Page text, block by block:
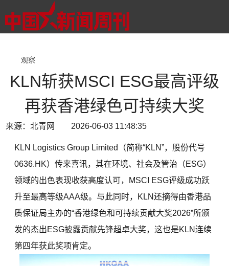
观察
KLN斩获MSCI ESG最高评级
再获香港绿色可持续大奖
来源：北青网 2026-06-03 11:48:35
KLN Logistics Group Limited（简称“KLN”，股份代号
0636.HK）传来喜讯，其在环境、社会及管治（ESG）
领域的出色表现收获高度认可，MSCI ESG评级成功跃
升至最高等级AAA级。与此同时，KLN还摘得由香港品
质保证局主办的“香港绿色和可持续贡献大奖2026”所颁
发的杰出ESG披露贡献先锋超卓大奖，这也是KLN连续
第四年获此奖项肯定。